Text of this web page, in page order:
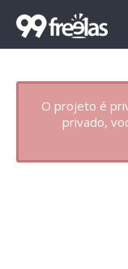
O projeto é
privado,